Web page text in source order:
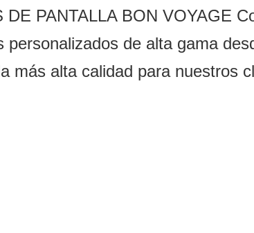
DE PANTALLA BON VOYAGE
personalizados de alta gama
más alta calidad para nuestros